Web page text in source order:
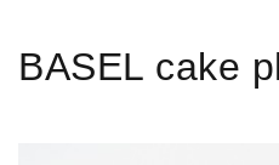
BASEL cake